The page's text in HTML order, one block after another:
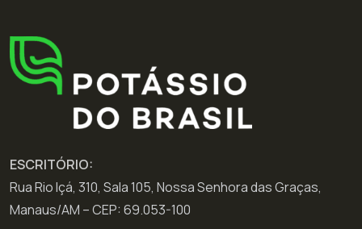
ESCRITÓRIO:
Rua Rio Içá, 310, Sala 105, Nossa Senhora das Graças,
Manaus/AM – CEP: 69.053-100